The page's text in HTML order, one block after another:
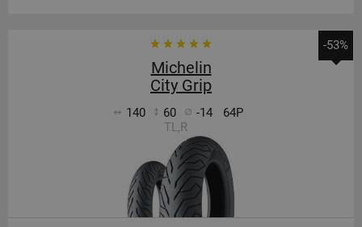
-53%
Michelin
City Grip
140 60 -14
64P
TL,R